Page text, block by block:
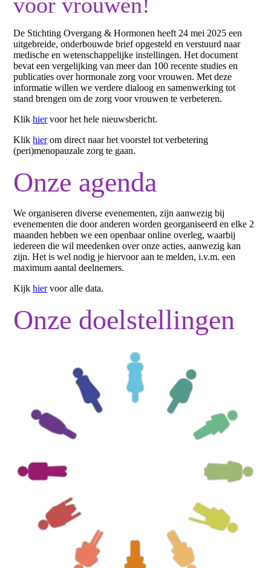
De Stichting Overgang & Hormonen heeft 24 mei 2025 een
uitgebreide, onderbouwde brief opgesteld en verstuurd naar
medische en wetenschappelijke instellingen. Het document
bevat een vergelijking van meer dan 100 recente studies en
publicaties over hormonale zorg voor vrouwen. Met deze
informatie willen we verdere dialoog en samenwerking tot
stand brengen om de zorg voor vrouwen te verbeteren.
Klikhiervoor het hele nieuwsbericht.
Klikhierom direct naar het voorstel tot verbetering
(peri)menopauzale zorg te gaan.
Onze agenda
We organiseren diverse evenementen, zijn aanwezig bij
evenementen die door anderen worden georganiseerd en elke 2
maanden hebben we een openbaar online overleg, waarbij
iedereen die wil meedenken over onze acties, aanwezig kan
zijn. Het is wel nodig je hiervoor aan te melden, i.v.m. een
maximum aantal deelnemers.
Kijkhiervoor alle data.
Onze doelstellingen